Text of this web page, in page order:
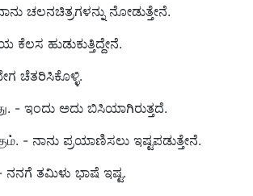
ಚಲನಚಿತ್ರಗಳನ್ನು ನೋಡುತ್ತೇನೆ.
ಹುಡುಕುತ್ತಿದ್ದೇನೆ.
ಚೆತರಿಸಿಕೊಳ್ಳಿ.
- ಇಂದು ಅದು ಬಿಸಿಯಾಗಿರುತ್ತದೆ.
- ನಾನು ಪ್ರಯಾಣಿಸಲು ಇಷ್ಟಪಡುತ್ತೇನೆ.
- ನನಗೆ ತಮಿಳು ಭಾಷೆ ಇಷ್ಟ.